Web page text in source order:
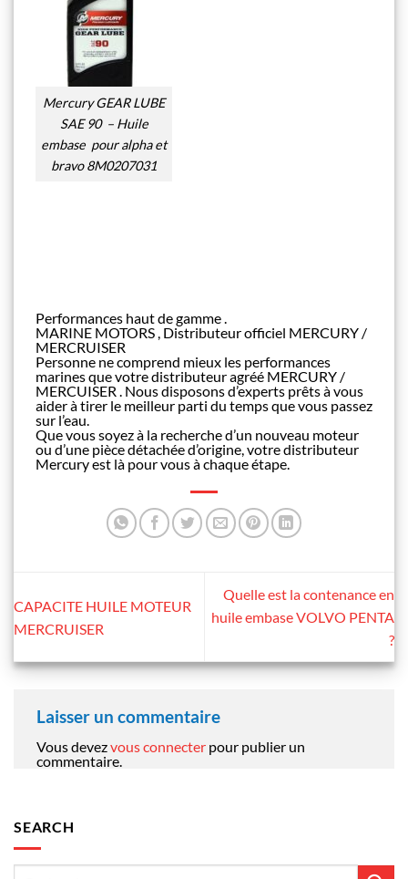
Mercury GEAR LUBE
SAE 90 – Huile
embase pour alpha et
bravo 8M0207031
Performances haut de gamme .
MARINE MOTORS , Distributeur officiel MERCURY /
MERCRUISER
Personne ne comprend mieux les performances
marines que votre distributeur agréé MERCURY /
MERCUISER . Nous disposons d’experts prêts à vous
aider à tirer le meilleur parti du temps que vous passez
sur l’eau.
Que vous soyez à la recherche d’un nouveau moteur
ou d’une pièce détachée d’origine, votre distributeur
Mercury est là pour vous à chaque étape.
CAPACITE HUILE MOTEUR
MERCRUISER
Quelle est la contenance en
huile embase VOLVO PENTA
?
Laisser un commentaire
Vous devezvous connecter pour publier un
commentaire.
SEARCH